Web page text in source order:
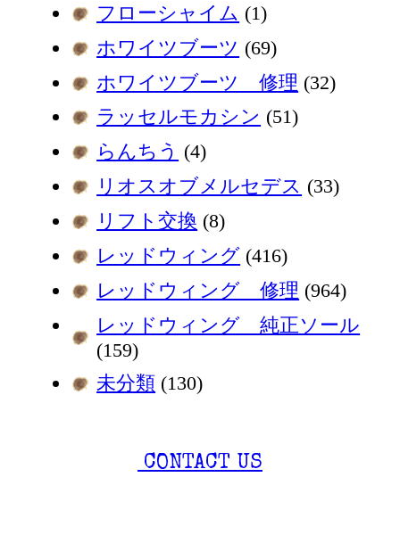
フローシャイム (1)
ホワイツブーツ (69)
ホワイツブーツ 修理 (32)
ラッセルモカシン (51)
らんちう (4)
リオスオブメルセデス (33)
リフト交換 (8)
レッドウィング (416)
レッドウィング 修理 (964)
レッドウィング 純正ソール
(159)
未分類 (130)
CONTACT US